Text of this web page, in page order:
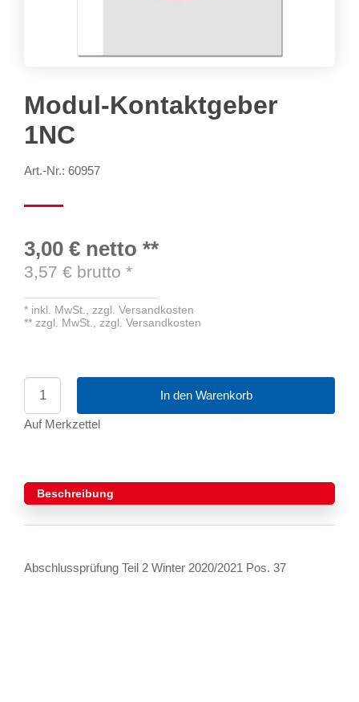
Modul-Kontaktgeber
1NC
Art.-Nr.: 60957
3,00 € netto **
3,57 € brutto *
* inkl. MwSt., zzgl. Versandkosten
** zzgl. MwSt., zzgl. Versandkosten
In den Warenkorb
Auf Merkzettel
Beschreibung
Abschlussprüfung Teil 2 Winter 2020/2021 Pos. 37